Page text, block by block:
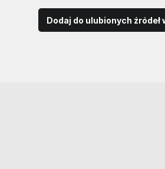
Dodaj do ulubionych źródeł